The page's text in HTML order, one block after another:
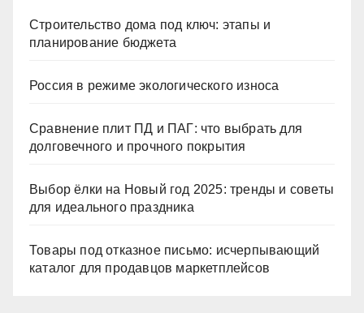
Строительство дома под ключ: этапы и
планирование бюджета
Россия в режиме экологического износа
Сравнение плит ПД и ПАГ: что выбрать для
долговечного и прочного покрытия
Выбор ёлки на Новый год 2025: тренды и советы
для идеального праздника
Товары под отказное письмо: исчерпывающий
каталог для продавцов маркетплейсов